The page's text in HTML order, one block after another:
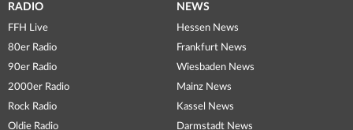
RADIO
FFH Live
80er Radio
90er Radio
2000er Radio
Rock Radio
Oldie Radio
NEWS
Hessen News
Frankfurt News
Wiesbaden News
Mainz News
Kassel News
Darmstadt News